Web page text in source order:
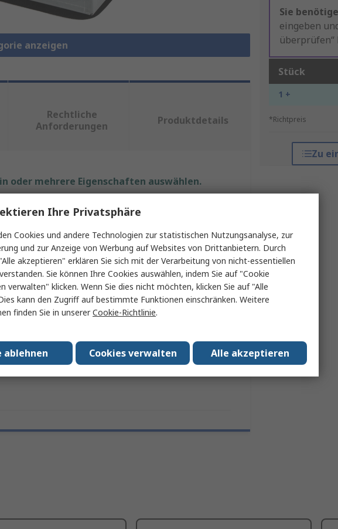
anzeigen
Sie
eingeben
überprüfen“
Stück
1 +
*Richtpreis
Zu
Rechtliche
Anforderungen
Produktdetails
oder mehrere Eigenschaften auswählen.
Wert
RS PRO
Lötrauch-Absaugerzubehör
mit T1
Nein
Ihre Privatsphäre
Cookies und andere Technologien zur statistischen Nutzungsanalyse, zur
und zur Anzeige von Werbung auf Websites von Drittanbietern. Durch
akzeptieren" erklären Sie sich mit der Verarbeitung von nicht-essentiellen
Sie können Ihre Cookies auswählen, indem Sie auf "Cookie
verwalten" klicken. Wenn Sie dies nicht möchten, klicken Sie auf "Alle
kann den Zugriff auf bestimmte Funktionen einschränken. Weitere
finden Sie in unsererCookie-Richtlinie.
Alle akzeptieren
Cookies verwalten
ablehnen